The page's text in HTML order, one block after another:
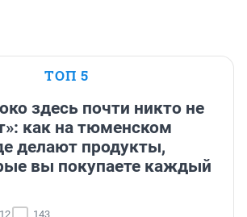
ТОП 5
здесь почти никто не
как на тюменском
делают продукты,
вы покупаете каждый
143